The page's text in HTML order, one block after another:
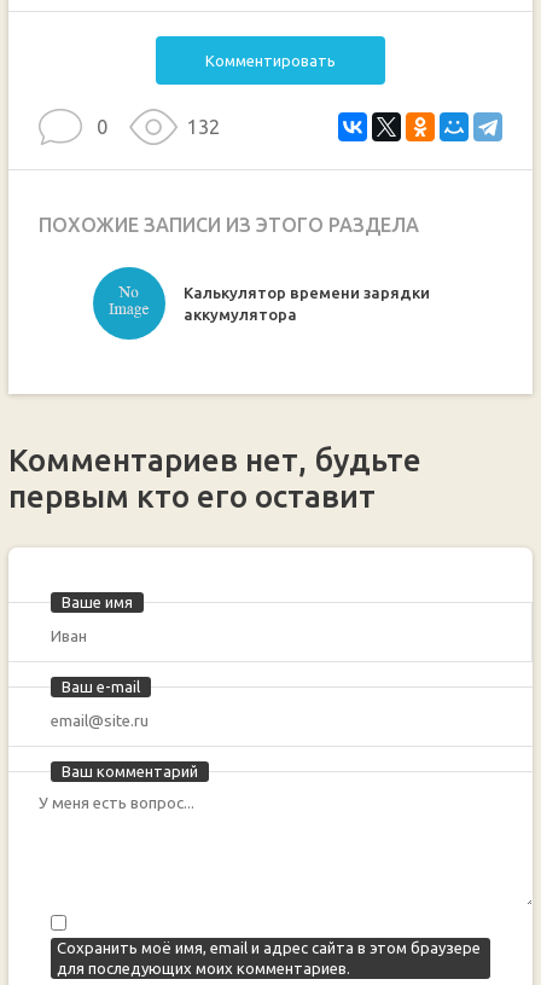
Комментировать
0 132
ПОХОЖИЕ ЗАПИСИ ИЗ ЭТОГО РАЗДЕЛА
Калькулятор времени зарядки
аккумулятора
Комментариев нет, будьте
первым кто его оставит
Ваше имя
Ваш e-mail
Ваш комментарий
Сохранить моё имя, email и адрес сайта в этом браузере
для последующих моих комментариев.